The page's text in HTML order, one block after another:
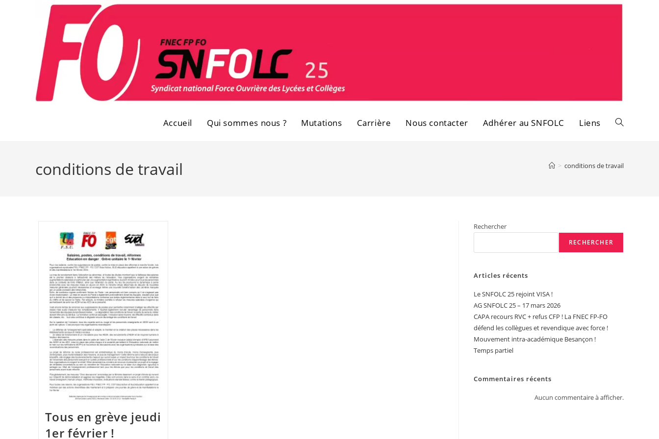
Accueil Qui sommes nous ? Mutations Carrière Nous contacter Adhérer au SNFOLC Liens Toggle
conditions de travail > conditions de travail
Tous en grève jeudi
1er février !
Rechercher
RECHERCHER
Articles récents
Le SNFOLC 25 rejoint VISA !
AG SNFOLC 25 – 17 mars 2026
CAPA recours RVC + refus CFP ! La FNEC FP-FO
défend les collègues et revendique avec force !
Mouvement intra-académique Besançon !
Temps partiel
Commentaires récents
Aucun commentaire à afficher.